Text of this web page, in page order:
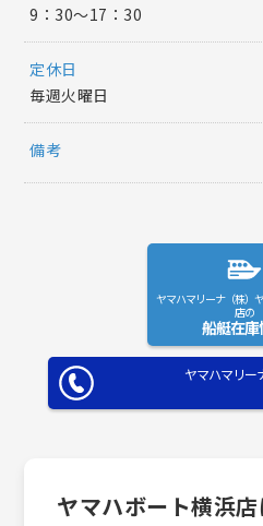
9：30〜17：30
定休日
毎週火曜日
備考
ヤマハマリーナ（株）
店の
船艇在庫
ヤマハマリー
ヤマハボート横浜